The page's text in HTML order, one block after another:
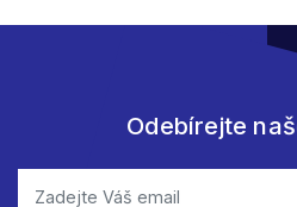
Odebírejte